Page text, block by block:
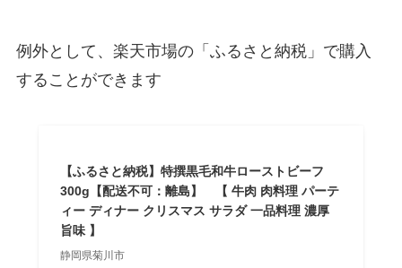
例外として、楽天市場の「ふるさと納税」で購入
することができます
【ふるさと納税】特撰黒毛和牛ローストビーフ
300g【配送不可：離島】 【 牛肉 肉料理 パーテ
ィー ディナー クリスマス サラダ 一品料理 濃厚
旨味 】
静岡県菊川市